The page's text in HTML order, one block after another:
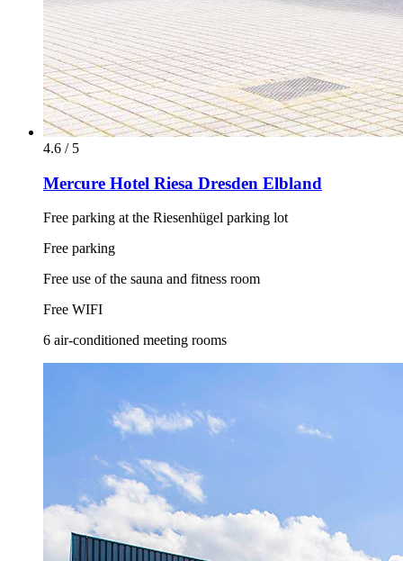
4.6 / 5
Mercure Hotel Riesa Dresden Elbland
Free parking at the Riesenhügel parking lot
Free parking
Free use of the sauna and fitness room
Free WIFI
6 air-conditioned meeting rooms